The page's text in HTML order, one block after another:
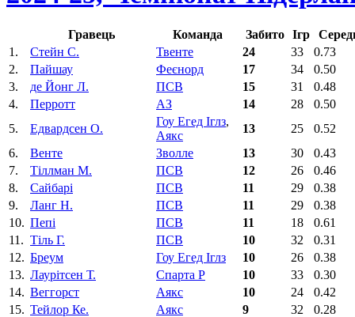
Гравець Команда Забито Ігр
1.
Стейн С. Твенте 24 33
0.73
2.
Пайшау Феєнорд 17 34
0.50
3.
де Йонг Л. ПСВ 15 31
0.48
4.
Перротт АЗ 14 28
0.50
5.
Едвардсен О.
Гоу Егед Іглз,
Аякс
13 25
0.52
6.
Венте Зволле 13 30
0.43
7.
Тіллман М. ПСВ 12 26
0.46
8.
Сайбарі ПСВ 11 29
0.38
9.
Ланг Н. ПСВ 11 29
0.38
10. Пепі ПСВ 11 18
0.61
11. Тіль Г. ПСВ 10 32
0.31
12. Бреум Гоу Егед Іглз 10 26
0.38
13. Лаурітсен Т. Спарта Р 10 33
0.30
14. Веггорст Аякс 10 24
0.42
15. Тейлор Ке. Аякс 9 32
0.28